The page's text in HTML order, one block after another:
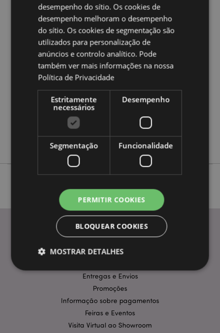
Quer saber mais acerca de comprar na Puckator?
a nossaGuia de informação para o cliente.
Caracteristicas do Produto
Informação
Altura 39cm Largura 47cm Profundidade 15cm
5055071795220
50
0.293000
Não
INFORMAÇÃO
Entregas e Envios
Promoções
Informação sobre pagamentos
Feiras e Eventos
Visita Virtual ao Showroom
desempenho do sítio. Os cookies de
desempenho melhoram o desempenho
do sítio. Os cookies de segmentação são
utilizados para personalização de
anúncios e controlo analítico. Pode
também ver mais informações na nossa
Política de Privacidade
Estritamente
necessários
Desempenho
Segmentação Funcionalidade
PERMITIR COOKIES
BLOQUEAR COOKIES
MOSTRAR DETALHES
Estritamente necessários
Segmentação
Funcionalidade
Os cookies estritamente necessários permitem
funcionalidades centrais do website, tais como login